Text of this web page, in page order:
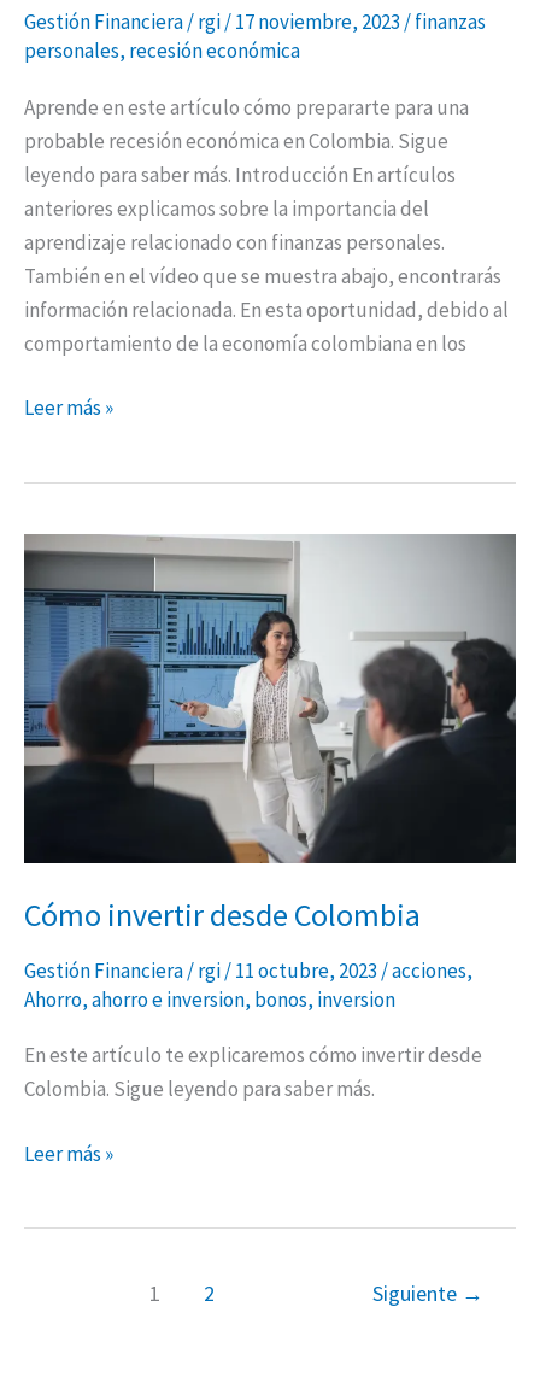
Gestión Financiera/rgi/17 noviembre, 2023/finanzas
personales, recesión económica
Aprende en este artículo cómo prepararte para una
probable recesión económica en Colombia. Sigue
leyendo para saber más. Introducción En artículos
anteriores explicamos sobre la importancia del
aprendizaje relacionado con finanzas personales.
También en el vídeo que se muestra abajo, encontrarás
información relacionada. En esta oportunidad, debido al
comportamiento de la economía colombiana en los
Leer más »
Cómo invertir desde Colombia
Gestión Financiera/rgi/11 octubre, 2023 /acciones,
Ahorro,ahorro e inversion, bonos, inversion
En este artículo te explicaremos cómo invertir desde
Colombia. Sigue leyendo para saber más.
Cómo
invertir
desde
Colombia
Leer más »
1 2 Siguiente →